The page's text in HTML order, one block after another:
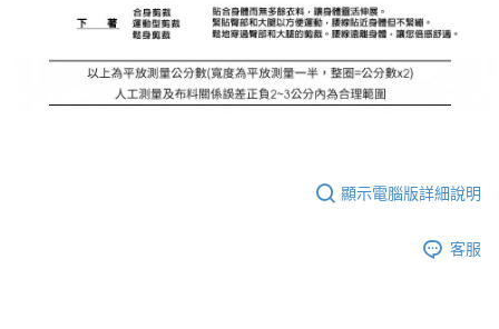
顯示電腦版詳細說明
客服